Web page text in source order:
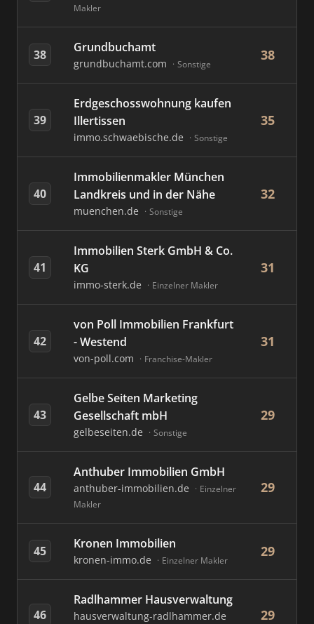
Makler
38 Grundbuchamt
grundbuchamt.com Sonstige
38
39
Erdgeschosswohnung kaufen
Illertissen
immo.schwaebische.de Sonstige
35
40
Immobilienmakler München
Landkreis und in der Nähe
muenchen.de Sonstige
32
41
Immobilien Sterk GmbH & Co.
KG
immo-sterk.de Einzelner Makler
31
42
von Poll Immobilien Frankfurt
- Westend
von-poll.com Franchise-Makler
31
43
Gelbe Seiten Marketing
Gesellschaft mbH
gelbeseiten.de Sonstige
29
44
Anthuber Immobilien GmbH
anthuber-immobilien.de
Einzelner
Makler
29
45 Kronen Immobilien
kronen-immo.de Einzelner Makler
29
46
Radlhammer Hausverwaltung
hausverwaltung-radlhammer.de 29